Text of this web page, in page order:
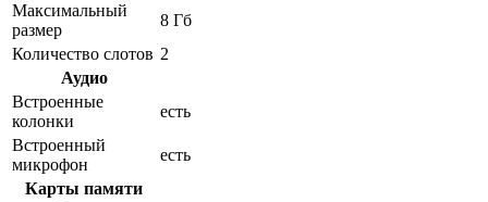
Максимальный
размер
8 Гб
Количество слотов 2
Аудио
Встроенные
колонки
есть
Встроенный
микрофон
есть
Карты памяти